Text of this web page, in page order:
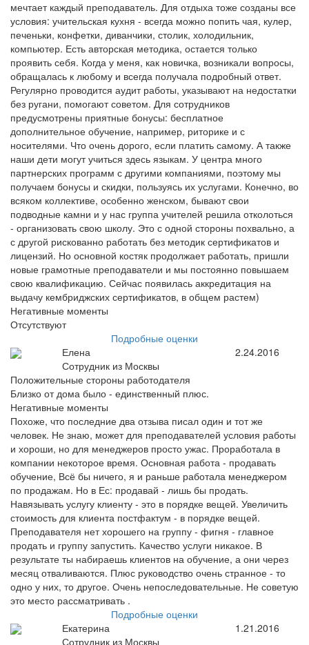
мечтает каждый преподаватель. Для отдыха тоже созданы все
условия: учительская кухня - всегда можно попить чая, кулер,
печеньки, конфетки, диванчики, столик, холодильник,
компьютер. Есть авторская методика, остается только
проявить себя. Когда у меня, как новичка, возникали вопросы,
обращалась к любому и всегда получала подробный ответ.
Регулярно проводится аудит работы, указывают на недостатки
без ругани, помогают советом. Для сотрудников
предусмотрены приятные бонусы: бесплатное
дополнительное обучение, например, риторике и с
носителями. Что очень дорого, если платить самому. А также
наши дети могут учиться здесь языкам. У центра много
партнерских программ с другими компаниями, поэтому мы
получаем бонусы и скидки, пользуясь их услугами. Конечно, во
всяком коллективе, особенно женском, бывают свои
подводные камни и у нас группа учителей решила отколоться
- организовать свою школу. Это с одной стороны похвально, а
с другой рискованно работать без методик сертификатов и
лицензий. Но основной костяк продолжает работать, пришли
новые грамотные преподаватели и мы постоянно повышаем
свою квалификацию. Сейчас появилась аккредитация на
выдачу кембриджских сертификатов, в общем растем)
Негативные моменты
Отсутствуют
Подробные оценки
Елена
Сотрудник из Москвы
2.24.2016
Положительные стороны работодателя
Близко от дома было - единственный плюс.
Негативные моменты
Похоже, что последние два отзыва писал один и тот же
человек. Не знаю, может для преподавателей условия работы
и хороши, но для менеджеров просто ужас. Проработала в
компании некоторое время. Основная работа - продавать
обучение, Всё бы ничего, я и раньше работала менеджером
по продажам. Но в Ес: продавай - лишь бы продать.
Навязывать услугу клиенту - это в порядке вещей. Увеличить
стоимость для клиента постфактум - в порядке вещей.
Преподавателя нет хорошего на группу - фигня - главное
продать и группу запустить. Качество услуги никакое. В
результате ты набираешь клиентов на обучение, а они через
месяц отваливаются. Плюс руководство очень странное - то
одно у них, то другое. Очень непоследовательные. Не советую
это место рассматривать .
Подробные оценки
Екатерина
Сотрудник из Москвы
1.21.2016